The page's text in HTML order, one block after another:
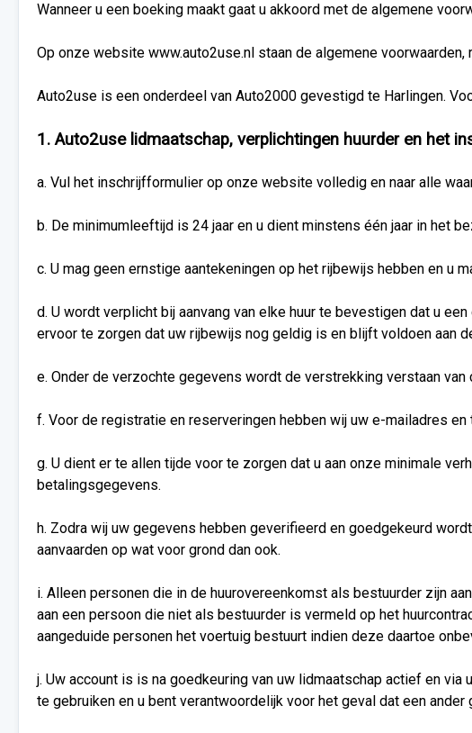
Wanneer u een boeking maakt gaat u akkoord met de algemene
Op onze website www.auto2use.nl staan de algemene
Auto2use is een onderdeel van Auto2000 gevestigd te Harlingen.
1. Auto2use lidmaatschap, verplichtingen huurder en het
a. Vul het inschrijfformulier op onze website volledig en naar alle
b. De minimumleeftijd is 24 jaar en u dient minstens één jaar in het
c. U mag geen ernstige aantekeningen op het rijbewijs hebben en u
d. U wordt verplicht bij aanvang van elke huur te bevestigen dat u
ervoor te zorgen dat uw rijbewijs nog geldig is en blijft voldoen aan
e. Onder de verzochte gegevens wordt de verstrekking verstaan
f. Voor de registratie en reserveringen hebben wij uw e-mailadres en
g. U dient er te allen tijde voor te zorgen dat u aan onze minimale
betalingsgegevens.
h. Zodra wij uw gegevens hebben geverifieerd en goedgekeurd
aanvaarden op wat voor grond dan ook.
i. Alleen personen die in de huurovereenkomst als bestuurder zijn
aan een persoon die niet als bestuurder is vermeld op het
aangeduide personen het voertuig bestuurt indien deze daartoe
j. Uw account is is na goedkeuring van uw lidmaatschap actief en
te gebruiken en u bent verantwoordelijk voor het geval dat een ander